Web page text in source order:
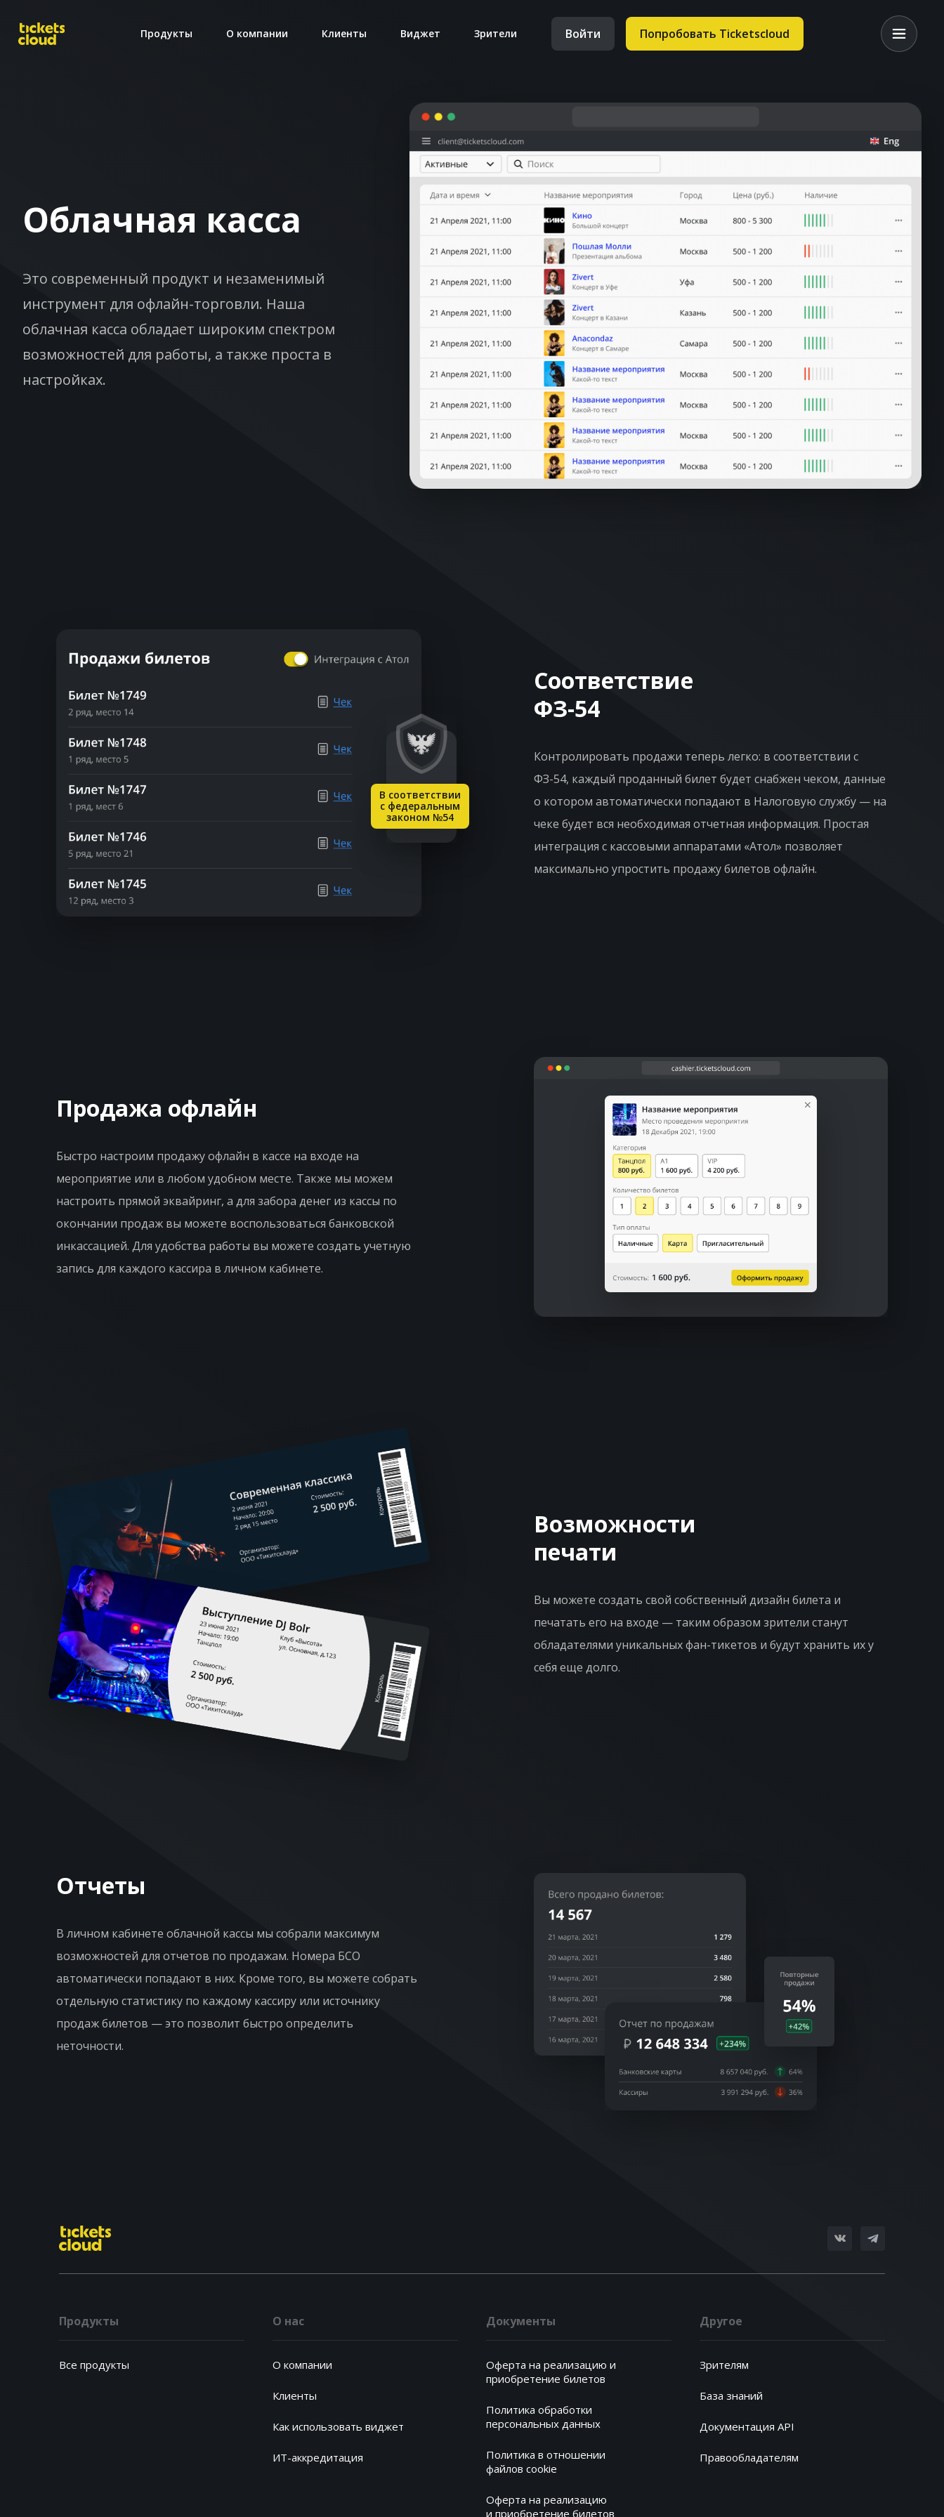
Продукты О компании Клиенты Виджет Зрители Войти Попробовать Ticketscloud
Облачная касса
Это современный продукт и незаменимый
инструмент для офлайн-торговли. Наша
облачная касса обладает широким спектром
возможностей для работы, а также проста в
настройках.
В соответствии
с федеральным
законом №54
Соответствие
ФЗ-54
Контролировать продажи теперь легко: в соответствии с
ФЗ-54, каждый проданный билет будет снабжен чеком, данные
о котором автоматически попадают в Налоговую службу — на
чеке будет вся необходимая отчетная информация. Простая
интеграция с кассовыми аппаратами «Атол» позволяет
максимально упростить продажу билетов офлайн.
Продажа офлайн
Быстро настроим продажу офлайн в кассе на входе на
мероприятие или в любом удобном месте. Также мы можем
настроить прямой эквайринг, а для забора денег из кассы по
окончании продаж вы можете воспользоваться банковской
инкассацией. Для удобства работы вы можете создать учетную
запись для каждого кассира в личном кабинете.
Возможности
печати
Вы можете создать свой собственный дизайн билета и
печатать его на входе — таким образом зрители станут
обладателями уникальных фан-тикетов и будут хранить их у
себя еще долго.
Отчеты
В личном кабинете облачной кассы мы собрали максимум
возможностей для отчетов по продажам. Номера БСО
автоматически попадают в них. Кроме того, вы можете собрать
отдельную статистику по каждому кассиру или источнику
продаж билетов — это позволит быстро определить
неточности.
Продукты
Все продукты
О нас
О компании
Клиенты
Как использовать виджет
ИТ-аккредитация
Документы
Оферта на реализацию и
приобретение билетов
Политика обработки
персональных данных
Политика в отношении
файлов cookie
Оферта на реализацию
и приобретение билетов
Другое
Зрителям
База знаний
Документация API
Правообладателям